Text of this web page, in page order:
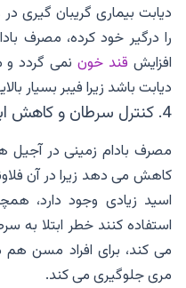
دیابت بیماری گریبان گیری
را درگیر خود کرده، مصرف
افزایش قند خوننمی گردد و
دیابت باشد زیرا فیبر بسیار
4. کنترل سرطان و کاهش ابتلا به سرطان
مصرف بادام زمینی در آجیل
کاهش می دهد زیرا در آن
اسید زیادی وجود دارد،
استفاده کنند خطر ابتلا به
می کند، برای افراد مسن
مری جلوگیری می کند.